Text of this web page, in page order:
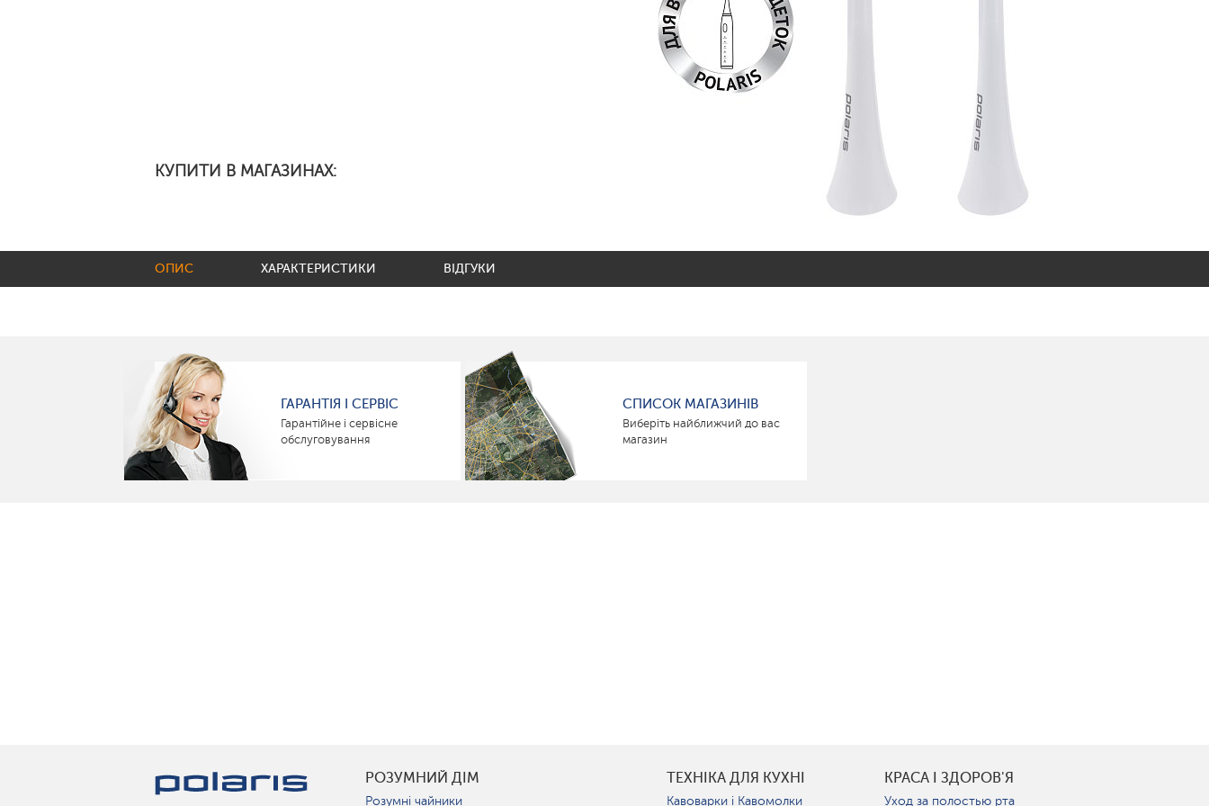
КУПИТИ В МАГАЗИНАХ:
ОПИС ХАРАКТЕРИСТИКИ ВІДГУКИ
ГАРАНТІЯ І СЕРВІС
Гарантійне і сервісне
обслуговування
СПИСОК МАГАЗИНІВ
Виберіть найближчий до вас
магазин
РОЗУМНИЙ ДІМ
Розумні чайники
ТЕХНІКА ДЛЯ КУХНІ
Кавоварки і Кавомолки
КРАСА І ЗДОРОВ'Я
Уход за полостью рта